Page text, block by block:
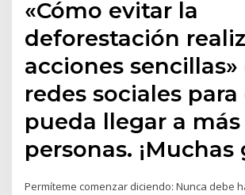
«Cómo evitar la
deforestación
acciones
redes sociales para
pueda llegar a más
personas. ¡Muchas
Permíteme comenzar diciendo: Nunca debe